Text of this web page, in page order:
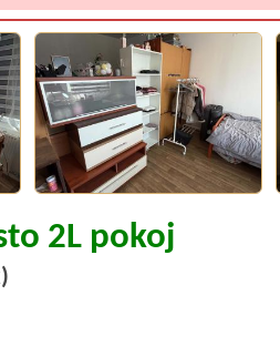
2L pokoj